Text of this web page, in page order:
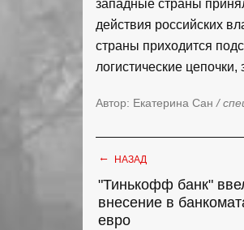
западные страны
действия российских
страны приходится
логистические
Автор: Екатерина Сан/
← НАЗАД
"Тинькофф банк"
внесение в
евро